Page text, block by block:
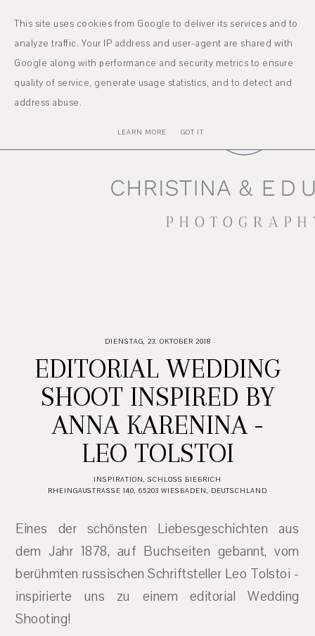
MENU
DIENSTAG, 23. OKTOBER 2018
EDITORIAL WEDDING
SHOOT INSPIRED BY
ANNA KARENINA -
LEO TOLSTOI
INSPIRATION, SCHLOSS BIEBRICH
RHEINGAUSTRASSE 140, 65203 WIESBADEN, DEUTSCHLAND
Eines der schönsten Liebesgeschichten aus
dem Jahr 1878, auf Buchseiten gebannt, vom
berühmten russischen Schriftsteller Leo Tolstoi -
inspirierte uns zu einem editorial Wedding
Shooting!
This site uses cookies from Google to deliver its services and to
analyze traffic. Your IP address and user-agent are shared with
Google along with performance and security metrics to ensure
quality of service, generate usage statistics, and to detect and
address abuse.
LEARN MORE GOT IT